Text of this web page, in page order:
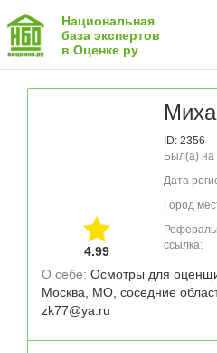
Национальная
база экспертов
в Оценке ру
4.99
ID: 2356
Был(а) на
Дата
Город
ссылка:
О себе: Осмотры для
Москва, МО, соседние